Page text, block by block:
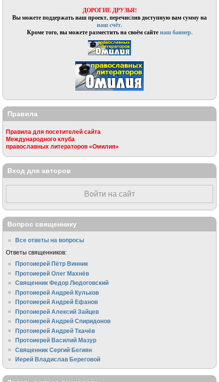
ДОРОГИЕ ДРУЗЬЯ!
Вы можете поддержать наш проект, перечислив доступную вам сумму на
наш счёт.
Кроме того, вы можете разместить на своём сайтенаш баннер.
Правила
Правила для посетителей сайта
Международного клуба
православных литераторов «Омилия»
Вход для авторов
Войти на сайт
Вопрос священнику
Все ответы на вопросы
Ответы священников:
Протоиерей Пётр Винник
Протоиерей Олег Махнёв
Священник Федор Людоговский
Протоиерей Андрей Кульков
Протоиерей Андрей Ефанов
Протоиерей Алексий Зайцев
Протоиерей Андрей Спиридонов
Протоиерей Андрей Ткачёв
Протоиерей Василий Мазур
Священник Сергий Бегиян
Иерей Владислав Береговой